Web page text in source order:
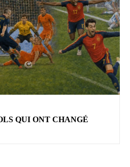
QUI ONT CHANGÉ